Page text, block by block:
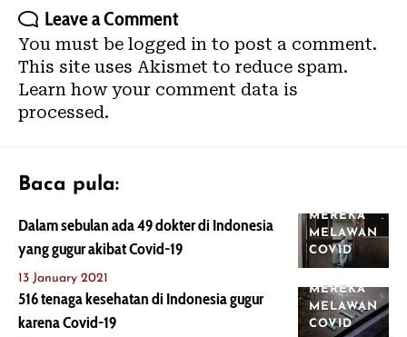
Leave a Comment
You must be logged in to post a comment.
This site uses Akismet to reduce spam.
Learn how your comment data is
processed.
Baca pula:
MEREKA
MELAWAN
COVID
Dalam sebulan ada 49 dokter di Indonesia
yang gugur akibat Covid-19
13 January 2021
MEREKA
MELAWAN
COVID
516 tenaga kesehatan di Indonesia gugur
karena Covid-19